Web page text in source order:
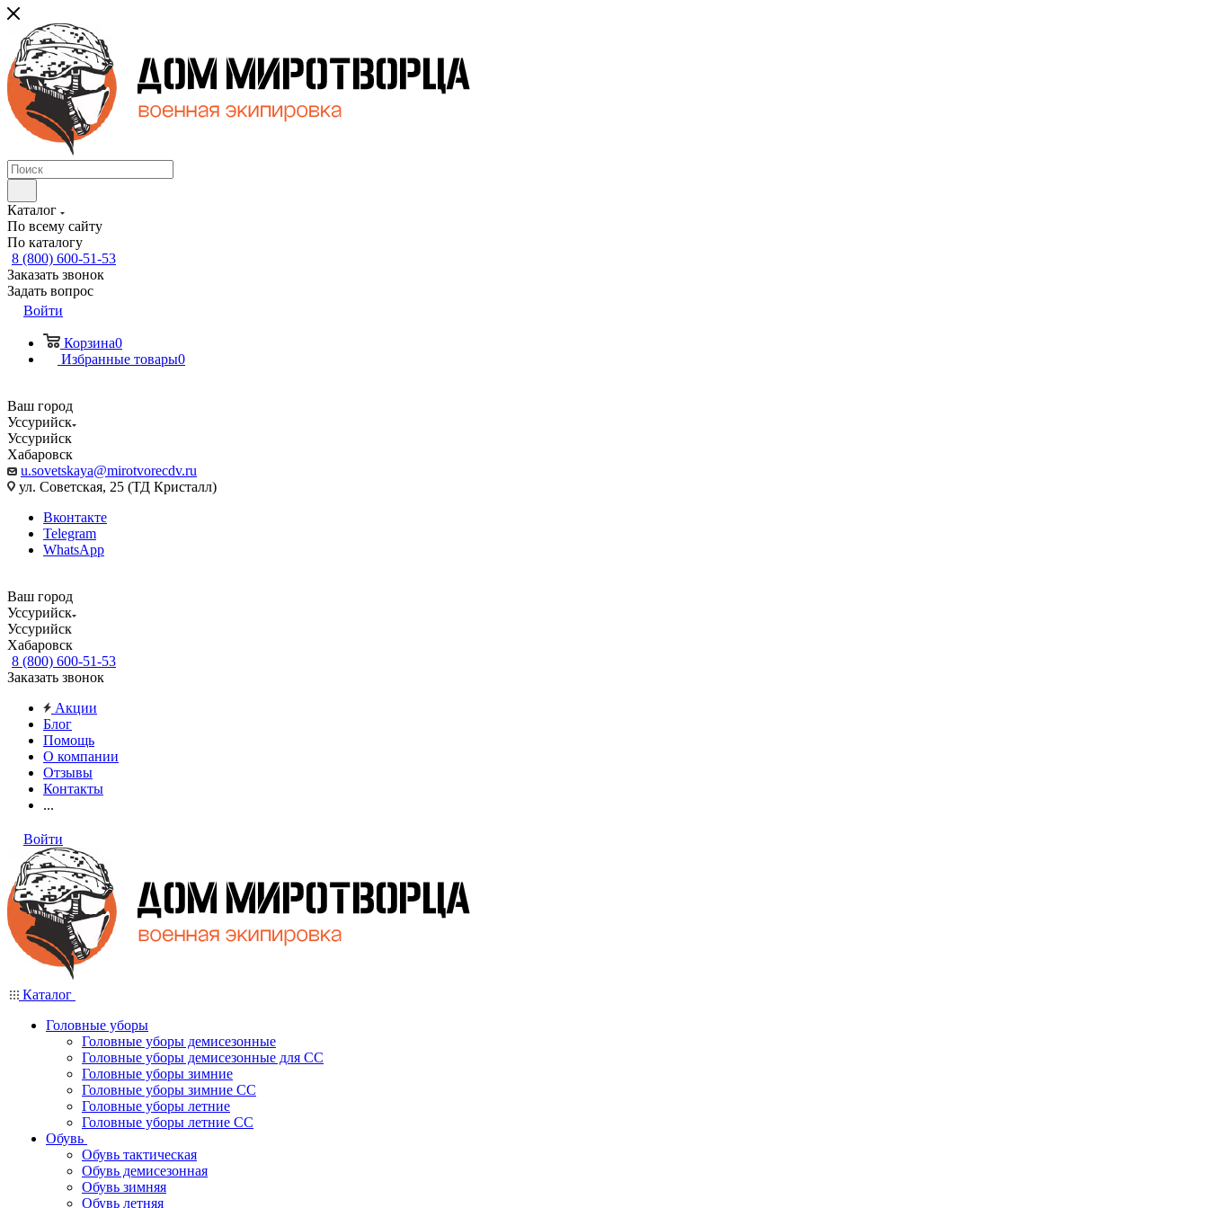
Каталог
По всему сайту
По каталогу
8 (800) 600-51-53
Заказать звонок
Задать вопрос
Войти
Корзина0
Избранные товары0
Ваш город
Уссурийск
Уссурийск
Хабаровск
u.sovetskaya@mirotvorecdv.ru
ул. Советская, 25 (ТД Кристалл)
Вконтакте
Telegram
WhatsApp
Ваш город
Уссурийск
Уссурийск
Хабаровск
8 (800) 600-51-53
Заказать звонок
Акции
Блог
Помощь
О компании
Отзывы
Контакты
...
Войти
Каталог
Головные уборы
Головные уборы демисезонные
Головные уборы демисезонные для СС
Головные уборы зимние
Головные уборы зимние СС
Головные уборы летние
Головные уборы летние СС
Обувь
Обувь тактическая
Обувь демисезонная
Обувь зимняя
Обувь летняя